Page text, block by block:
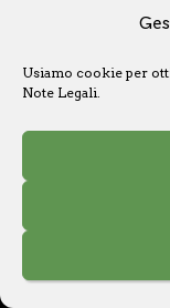
Usiamo cookie per
Note Legali.
Lingua: